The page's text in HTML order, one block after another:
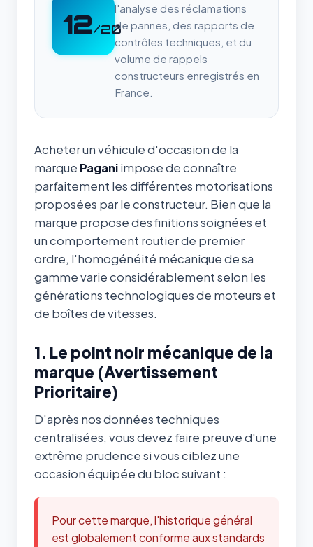
12/20
l'analyse des réclamations
de pannes, des rapports de
contrôles techniques, et du
volume de rappels
constructeurs enregistrés en
France.
Acheter un véhicule d'occasion de la
marque Paganiimpose de connaître
parfaitement les différentes motorisations
proposées par le constructeur. Bien que la
marque propose des finitions soignées et
un comportement routier de premier
ordre, l'homogénéité mécanique de sa
gamme varie considérablement selon les
générations technologiques de moteurs et
de boîtes de vitesses.
1. Le point noir mécanique de la
marque (Avertissement
Prioritaire)
D'après nos données techniques
centralisées, vous devez faire preuve d'une
extrême prudence si vous ciblez une
occasion équipée du bloc suivant :
Pour cette marque, l'historique général
est globalement conforme aux standards